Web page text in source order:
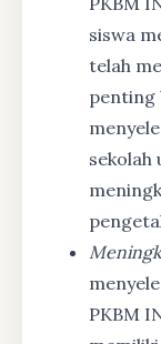
siswa
telah
penting
sekolah
PKBM